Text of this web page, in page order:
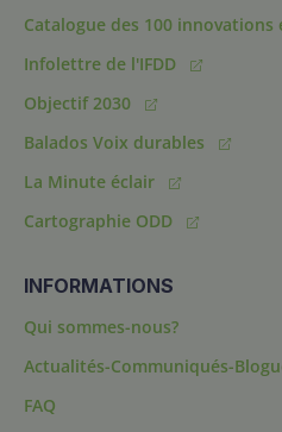
Catalogue des 100
Infolettre de l'IFDD
Objectif 2030
Balados Voix durables
La Minute éclair
Cartographie ODD
INFORMATIONS
Qui sommes-nous?
Actualités-Communiqués-
FAQ